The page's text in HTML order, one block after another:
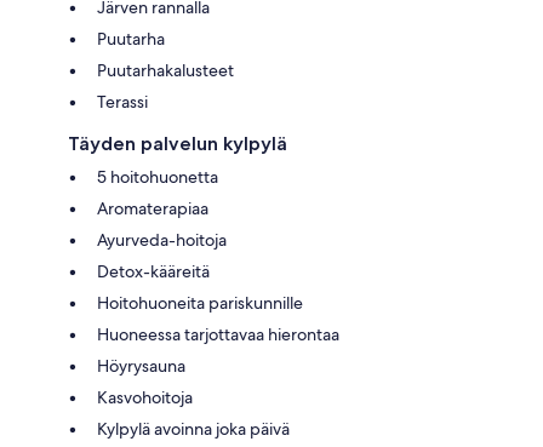
Järven rannalla
Puutarha
Puutarhakalusteet
Terassi
Täyden palvelun kylpylä
5 hoitohuonetta
Aromaterapiaa
Ayurveda-hoitoja
Detox-kääreitä
Hoitohuoneita pariskunnille
Huoneessa tarjottavaa hierontaa
Höyrysauna
Kasvohoitoja
Kylpylä avoinna joka päivä